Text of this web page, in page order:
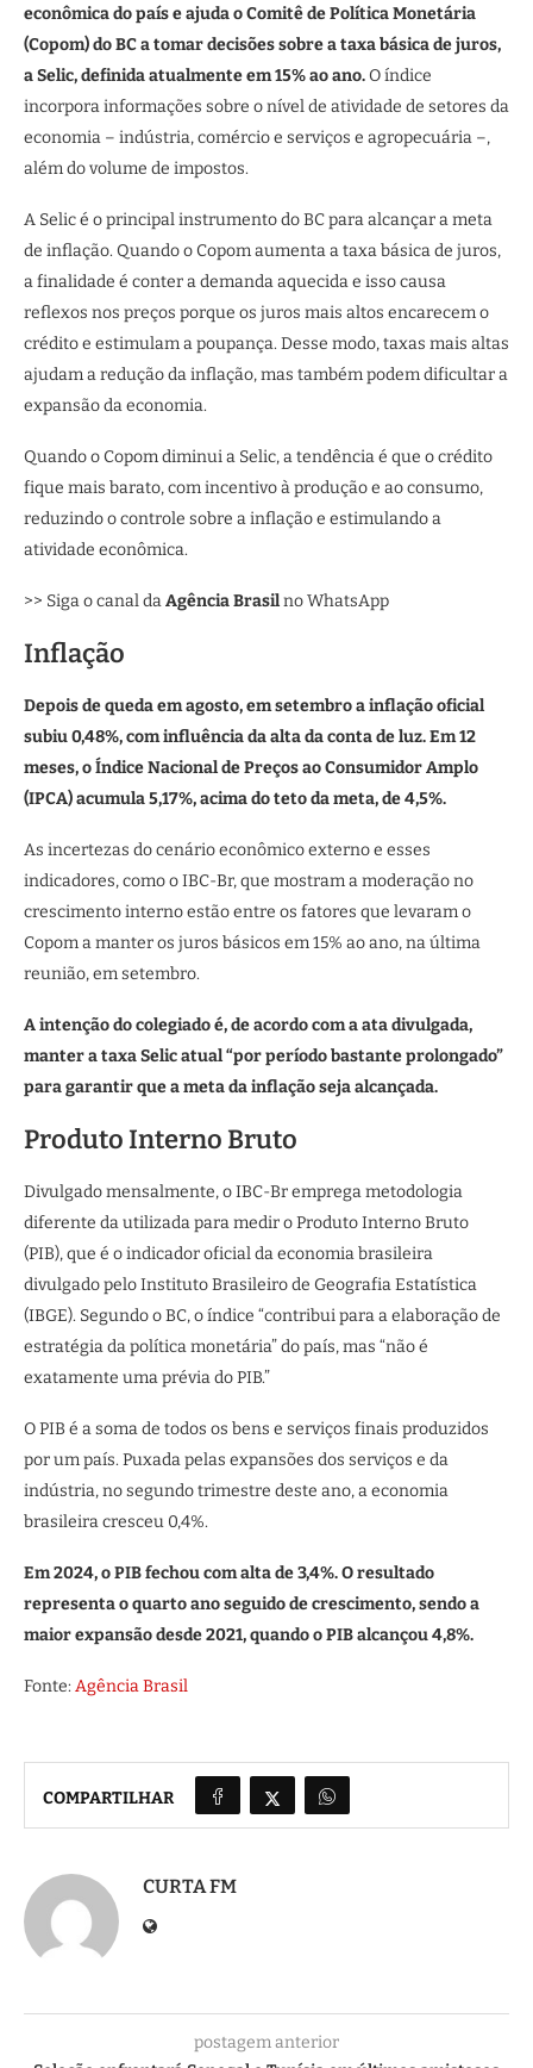
econômica do país e ajuda o Comitê de Política Monetária
(Copom) do BC a tomar decisões sobre a taxa básica de juros,
a Selic, definida atualmente em 15% ao ano.O índice
incorpora informações sobre o nível de atividade de setores da
economia – indústria, comércio e serviços e agropecuária –,
além do volume de impostos.
A Selic é o principal instrumento do BC para alcançar a meta
de inflação. Quando o Copom aumenta a taxa básica de juros,
a finalidade é conter a demanda aquecida e isso causa
reflexos nos preços porque os juros mais altos encarecem o
crédito e estimulam a poupança. Desse modo, taxas mais altas
ajudam a redução da inflação, mas também podem dificultar a
expansão da economia.
Quando o Copom diminui a Selic, a tendência é que o crédito
fique mais barato, com incentivo à produção e ao consumo,
reduzindo o controle sobre a inflação e estimulando a
atividade econômica.
>> Siga o canal daAgência Brasilno WhatsApp
Inflação
Depois de queda em agosto, em setembro a inflação oficial
subiu 0,48%, com influência da alta da conta de luz. Em 12
meses, o Índice Nacional de Preços ao Consumidor Amplo
(IPCA) acumula 5,17%, acima do teto da meta, de 4,5%.
As incertezas do cenário econômico externo e esses
indicadores, como o IBC-Br, que mostram a moderação no
crescimento interno estão entre os fatores que levaram o
Copom a manter os juros básicos em 15% ao ano, na última
reunião, em setembro.
A intenção do colegiado é, de acordo com a ata divulgada,
manter a taxa Selic atual “por período bastante prolongado”
para garantir que a meta da inflação seja alcançada.
Produto Interno Bruto
Divulgado mensalmente, o IBC-Br emprega metodologia
diferente da utilizada para medir o Produto Interno Bruto
(PIB), que é o indicador oficial da economia brasileira
divulgado pelo Instituto Brasileiro de Geografia Estatística
(IBGE). Segundo o BC, o índice “contribui para a elaboração de
estratégia da política monetária” do país, mas “não é
exatamente uma prévia do PIB.”
O PIB é a soma de todos os bens e serviços finais produzidos
por um país. Puxada pelas expansões dos serviços e da
indústria, no segundo trimestre deste ano, a economia
brasileira cresceu 0,4%.
Em 2024, o PIB fechou com alta de 3,4%. O resultado
representa o quarto ano seguido de crescimento, sendo a
maior expansão desde 2021, quando o PIB alcançou 4,8%.
Fonte: Agência Brasil
COMPARTILHAR
CURTA FM
postagem anterior